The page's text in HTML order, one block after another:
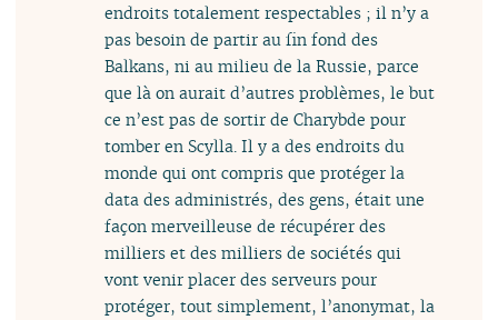
endroits totalement respectables ; il n’y a
pas besoin de partir au fin fond des
Balkans, ni au milieu de la Russie, parce
que là on aurait d’autres problèmes, le but
ce n’est pas de sortir de Charybde pour
tomber en Scylla. Il y a des endroits du
monde qui ont compris que protéger la
data des administrés, des gens, était une
façon merveilleuse de récupérer des
milliers et des milliers de sociétés qui
vont venir placer des serveurs pour
protéger, tout simplement, l’anonymat, la